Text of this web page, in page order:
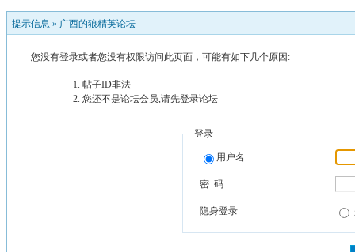
提示信息 » 广西的狼精英论坛
您没有登录或者您没有权限访问此页面，可能有如下几个原因:
帖子ID非法
您还不是论坛会员,请先登录论坛
登录
用户名
密 码
隐身登录